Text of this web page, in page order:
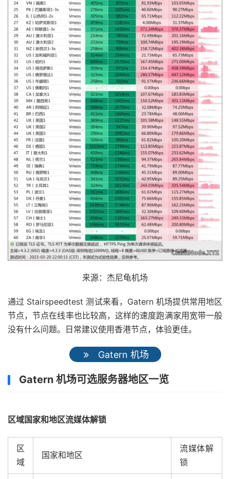
来源：杰尼龟机场
通过 Stairspeedtest 测试来看，Gatern 机场提供常用地区
节点，节点在线率也比较高，这样的速度跑满家用宽带一般
没有什么问题。日常建议使用香港节点，体验更佳。
Gatern 机场
Gatern 机场可选服务器地区一览
区域国家和地区流媒体解锁
区
域
国家和地区
流媒体解
锁